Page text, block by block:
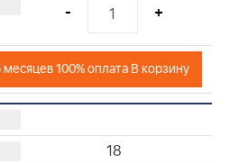
- +
100% оплата В корзину
18